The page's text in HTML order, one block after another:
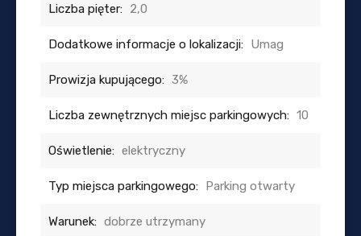
Liczba pięter: 2,0
Dodatkowe informacje o lokalizacji: Umag
Prowizja kupującego: 3%
Liczba zewnętrznych miejsc parkingowych: 10
Oświetlenie: elektryczny
Typ miejsca parkingowego: Parking otwarty
Warunek: dobrze utrzymany